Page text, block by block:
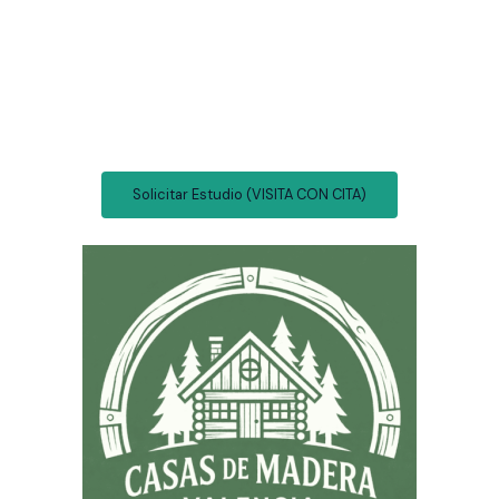
Solicitar Estudio (VISITA CON CITA)